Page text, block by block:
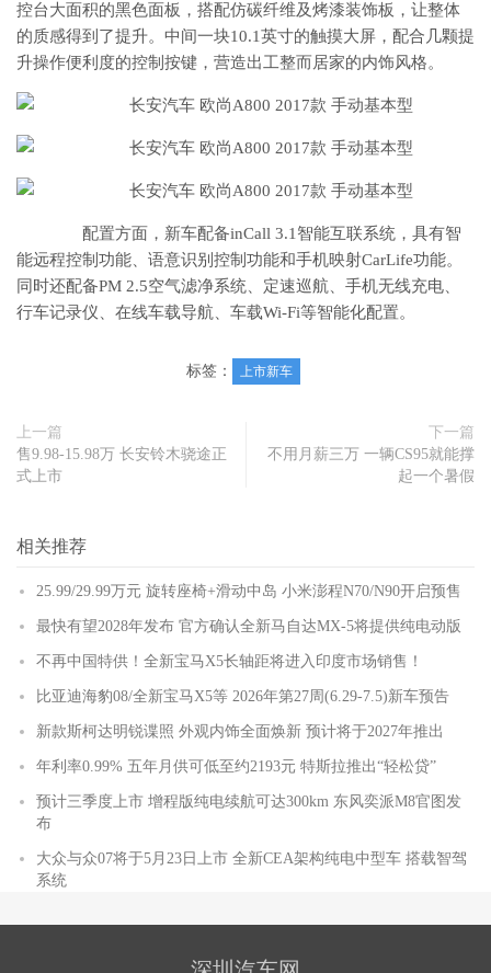
控台大面积的黑色面板，搭配仿碳纤维及烤漆装饰板，让整体
的质感得到了提升。中间一块10.1英寸的触摸大屏，配合几颗提
升操作便利度的控制按键，营造出工整而居家的内饰风格。
配置方面，新车配备inCall 3.1智能互联系统，具有智
能远程控制功能、语意识别控制功能和手机映射CarLife功能。
同时还配备PM 2.5空气滤净系统、定速巡航、手机无线充电、
行车记录仪、在线车载导航、车载Wi-Fi等智能化配置。
标签： 上市新车
上一篇
售9.98-15.98万 长安铃木骁途正
式上市
下一篇
不用月薪三万 一辆CS95就能撑
起一个暑假
相关推荐
25.99/29.99万元 旋转座椅+滑动中岛 小米澎程N70/N90开启预售
最快有望2028年发布 官方确认全新马自达MX-5将提供纯电动版
不再中国特供！全新宝马X5长轴距将进入印度市场销售！
比亚迪海豹08/全新宝马X5等 2026年第27周(6.29-7.5)新车预告
新款斯柯达明锐谍照 外观内饰全面焕新 预计将于2027年推出
年利率0.99% 五年月供可低至约2193元 特斯拉推出“轻松贷”
预计三季度上市 增程版纯电续航可达300km 东风奕派M8官图发
布
大众与众07将于5月23日上市 全新CEA架构纯电中型车 搭载智驾
系统